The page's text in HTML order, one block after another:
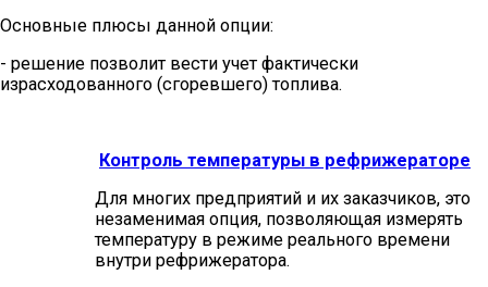
Основные плюсы данной опции:
- решение позволит вести учет фактически
израсходованного (сгоревшего) топлива.
Контроль температуры в рефрижераторе
Для многих предприятий и их заказчиков, это
незаменимая опция, позволяющая измерять
температуру в режиме реального времени
внутри рефрижератора.